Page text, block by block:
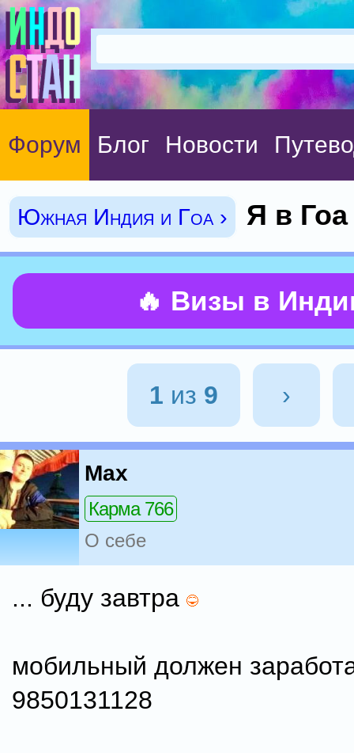
Форум Блог Новости
Южная Индия и Гоа › Я в Гоа
🔥 Визы в
1 из 9 ›
Max
Карма 766
О себе
... буду завтра
мобильный должен
9850131128